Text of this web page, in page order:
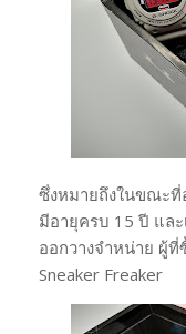
ซึ่งหมายถึงในขณะที่
มีอายุครบ 15 ปี แล
ออกวางจำหน่าย ผู้ที่
Sneaker Freaker